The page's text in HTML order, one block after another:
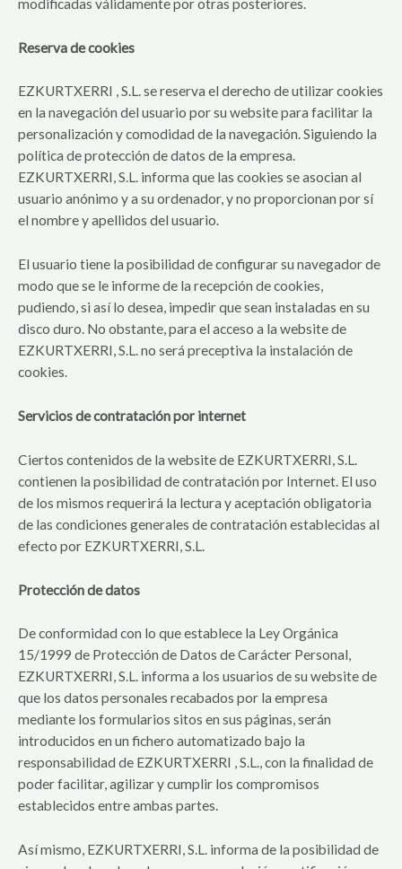
modificadas válidamente por otras posteriores.
Reserva de cookies
EZKURTXERRI , S.L. se reserva el derecho de utilizar cookies
en la navegación del usuario por su website para facilitar la
personalización y comodidad de la navegación. Siguiendo la
política de protección de datos de la empresa.
EZKURTXERRI, S.L. informa que las cookies se asocian al
usuario anónimo y a su ordenador, y no proporcionan por sí
el nombre y apellidos del usuario.
El usuario tiene la posibilidad de configurar su navegador de
modo que se le informe de la recepción de cookies,
pudiendo, si así lo desea, impedir que sean instaladas en su
disco duro. No obstante, para el acceso a la website de
EZKURTXERRI, S.L. no será preceptiva la instalación de
cookies.
Servicios de contratación por internet
Ciertos contenidos de la website de EZKURTXERRI, S.L.
contienen la posibilidad de contratación por Internet. El uso
de los mismos requerirá la lectura y aceptación obligatoria
de las condiciones generales de contratación establecidas al
efecto por EZKURTXERRI, S.L.
Protección de datos
De conformidad con lo que establece la Ley Orgánica
15/1999 de Protección de Datos de Carácter Personal,
EZKURTXERRI, S.L. informa a los usuarios de su website de
que los datos personales recabados por la empresa
mediante los formularios sitos en sus páginas, serán
introducidos en un fichero automatizado bajo la
responsabilidad de EZKURTXERRI , S.L., con la finalidad de
poder facilitar, agilizar y cumplir los compromisos
establecidos entre ambas partes.
Así mismo, EZKURTXERRI, S.L. informa de la posibilidad de